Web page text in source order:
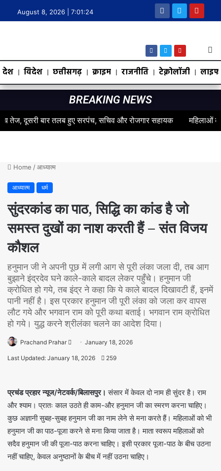
August 8, 2026 | 7:01:25
देश विदेश छत्तीसगढ़ क्राइम राजनीति टेक्नोलॉजी
BREAKING NEWS
बार तलब हुए सरपंच, सचिव और रोजगार सहायक महिलाओं के स्वास्थ्य
Home /आध्यात्म
आध्यात्म धर्म
सुंदरकांड का पाठ, सिद्धि का कांड है जो
समस्त दुखों का नाश करती हैं – संत विजय
कौशल
हनुमान जी ने अपनी पूछ में लगी आग से पूरी लंका जला दी, तब आग
बुझाने इंद्रदेव घने काले-काले बादल लेकर पहुँचे। हनुमान जी
क्रोधित हो गये, तब इंद्र ने कहा कि ये काले बादल दिखावटी हैं, इनमें
पानी नहीं है। इस प्रकार हनुमान जी पूरी लंका को जला कर वापस
लौट गये और भगवान राम को पूरी कथा बताई। भगवान राम क्रोधित
हो गये। युद्ध करने श्रीलंका चलने का आदेश दिया।
Prachand Prahar January 18, 2026
Last Updated: January 18, 2026 259
प्रचंड प्रहार न्यूज/नेटवर्क/बिलासपुर। संसार में केवल दो नाम ही सुंदर है। राम
और श्याम। प्रातः काल उठते ही काम-और हनुमान जी का स्मरण करना चाहिए।
कुछ अज्ञानी सुबह-सुबह हनुमान जी का नाम लेने से मना करते हैं। महिलाओं को भी
हनुमान जी का पाठ-पूजा करने से मना किया जाता है। माता स्वरूप महिलाओं को
सदैव हनुमान जी की पूजा-पाठ करना चाहिए। इसी प्रकार पूजा-पाठ के बीच उठना
नहीं चाहिए, केवल अनुष्ठानों के बीच में नहीं उठना चाहिए।